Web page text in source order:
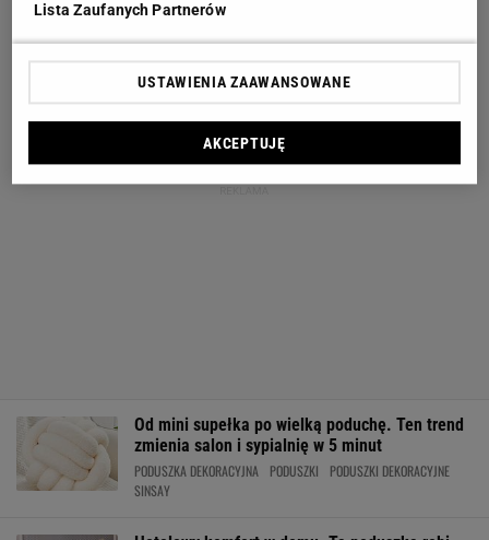
Od mini supełka po wielką poduchę. Ten trend
zmienia salon i sypialnię w 5 minut
PODUSZKA DEKORACYJNA PODUSZKI
PODUSZKI DEKORACYJNE
SINSAY
Lista Zaufanych Partnerów
USTAWIENIA ZAAWANSOWANE
AKCEPTUJĘ